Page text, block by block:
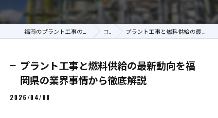
コラム プラント工事と燃料供給の最新動向を福岡県の業界事情から徹底解説
プラント工事と燃料供給の最新動向を福
岡県の業界事情から徹底解説
2026/04/08